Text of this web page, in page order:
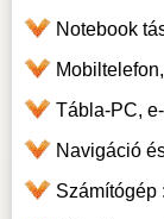
Notebook
Tábla-PC,
Navigáció
Számítógép